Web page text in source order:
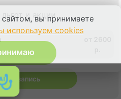
и акции
запись
вы принимаете
используем cookies